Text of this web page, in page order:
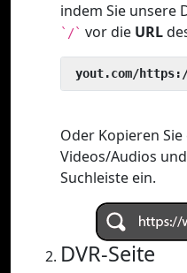
indem Sie unsere
`/` vor die URL
yout.com/
Oder Kopieren Sie
Videos/Audios
Suchleiste ein.
DVR-Seite